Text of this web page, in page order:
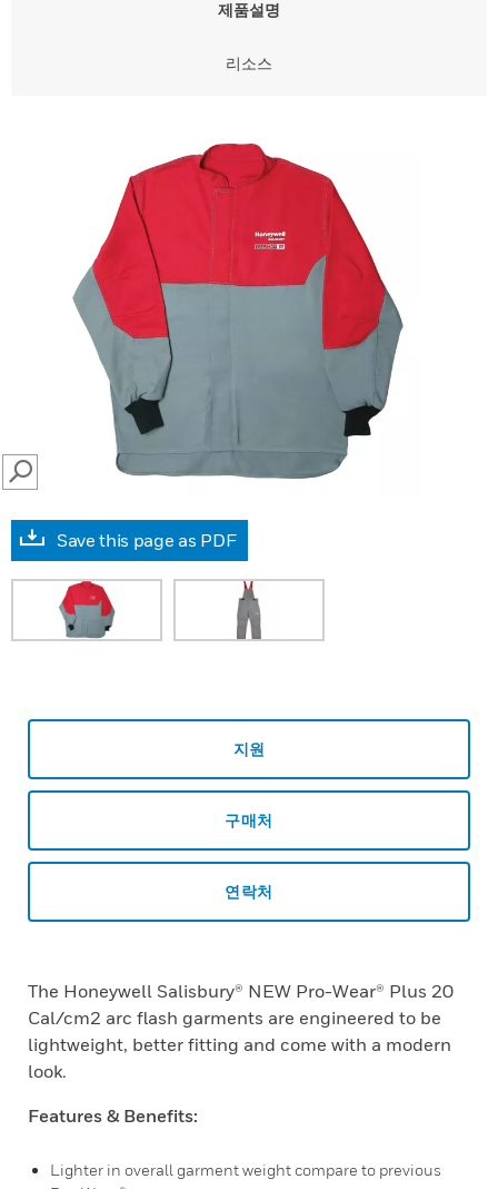
제품설명
리소스
SEARCH
Save this page as PDF
지원
구매처
연락처
The Honeywell Salisbury® NEW Pro-Wear® Plus 20
Cal/cm2 arc flash garments are engineered to be
lightweight, better fitting and come with a modern
look.
Features & Benefits:
Lighter in overall garment weight compare to previous